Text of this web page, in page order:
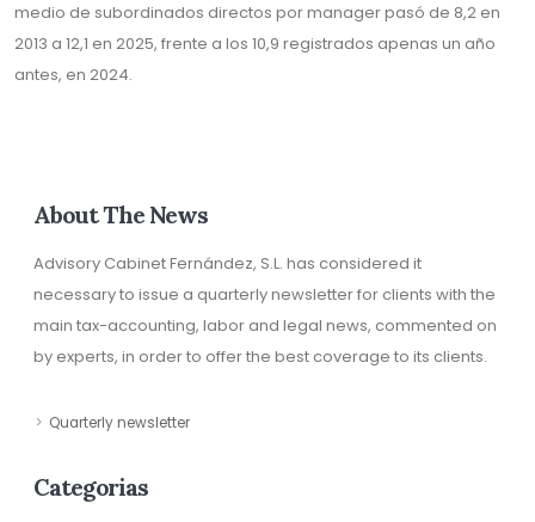
medio de subordinados directos por manager pasó de 8,2 en
2013 a 12,1 en 2025, frente a los 10,9 registrados apenas un año
antes, en 2024.
About The News
Advisory Cabinet Fernández, S.L. has considered it
necessary to issue a quarterly newsletter for clients with the
main tax-accounting, labor and legal news, commented on
by experts, in order to offer the best coverage to its clients.
Quarterly newsletter
Categorias